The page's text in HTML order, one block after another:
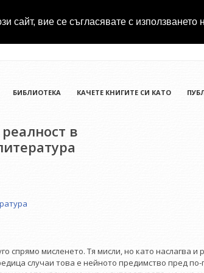
вие се съгласявате с използването
БИБЛИОТЕКА КАЧЕТЕ КНИГИТЕ СИ КАТО
в
спрямо мисленето. Тя мисли, но като наслагва
случаи това е нейното предимство пред